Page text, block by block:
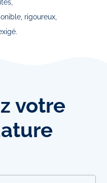
rigoureux,
votre